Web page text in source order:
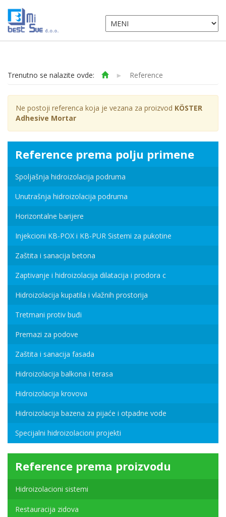
Trenutno se nalazite ovde: ► Reference
Ne postoji referenca koja je vezana za proizvod KÖSTER
Adhesive Mortar
Reference prema polju primene
Spoljašnja hidroizolacija podruma
Unutrašnja hidroizolacija podruma
Horizontalne barijere
Injekcioni KB-POX i KB-PUR Sistemi za pukotine
Zaštita i sanacija betona
Zaptivanje i hidroizolacija dilatacija i prodora c
Hidroizolacija kupatila i vlažnih prostorija
Tretmani protiv buđi
Premazi za podove
Zaštita i sanacija fasada
Hidroizolacija balkona i terasa
Hidroizolacija krovova
Hidroizolacija bazena za pijaće i otpadne vode
Specijalni hidroizolacioni projekti
Reference prema proizvodu
Hidroizolacioni sistemi
Restauracija zidova